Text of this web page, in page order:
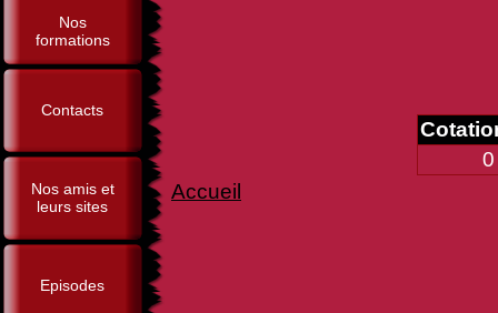
Nos
formations
Contacts
Nos amis et
leurs sites
Episodes
0
Accueil